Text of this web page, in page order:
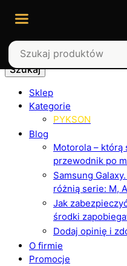
Szukaj
Sklep
Kategorie
PYKSON
Blog
Motorola – którą
przewodnik po
Samsung
różnią serie: M,
Jak
środki
Dodaj opinię i
O firmie
Promocje